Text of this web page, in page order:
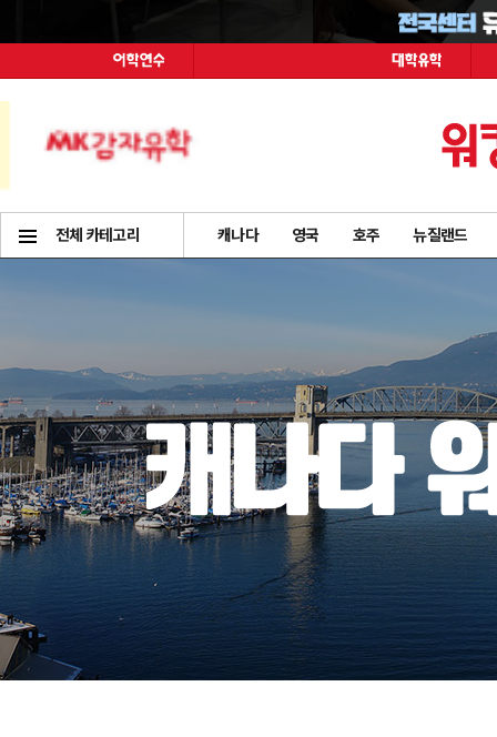
전체 카테고리 캐나다 영국 호주 뉴질랜드